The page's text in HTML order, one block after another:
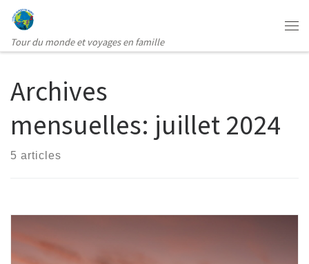
Passer au contenu
Tour du monde et voyages en famille
Archives
mensuelles: juillet 2024
5 articles